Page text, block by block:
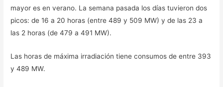
mayor es en verano. La semana pasada los días tuvieron dos
picos: de 16 a 20 horas (entre 489 y 509 MW) y de las 23 a
las 2 horas (de 479 a 491 MW).
Las horas de máxima irradiación tiene consumos de entre 393
y 489 MW.